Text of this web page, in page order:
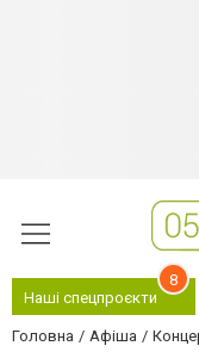
Наші спецпроєкти
8
Головна Афіша